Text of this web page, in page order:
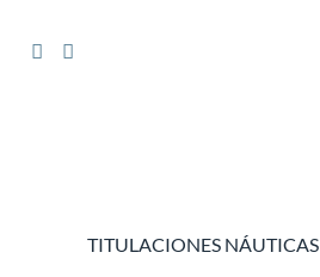
TITULACIONES NÁUTICAS